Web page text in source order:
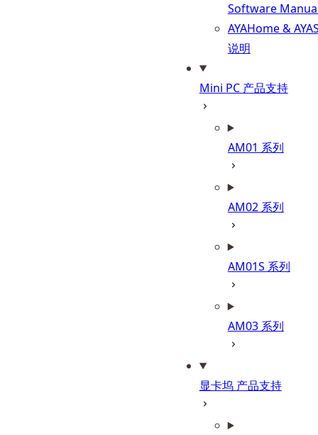
Software
AYAHome &
说明
Mini PC 产品支持
AM01 系列
AM02 系列
AM01S 系列
AM03 系列
显卡坞 产品支持